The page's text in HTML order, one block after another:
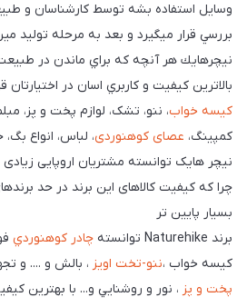
وسايل استفاده بشه توسط كارشناسان و
بررسي قرار ميگيرد و بعد به مرحله توليد
نيچرهايك هر آنچه كه براي ماندن در طبيعت
بالاترين كيفيت و كاربري اسان در اختيارتان
کیسه خواب، ننو، تشک، لوازم پخت و پز،
کمپینگ، عصای کوهنوردی، لباس، انواع
نیچر هایک توانسته مشتریان اروپایی
چرا که کیفیت کالاهای این برند در حد
بسیار پایین تر
برند Naturehike توانسته
چادر كوهنوردي
كيسه خواب ،ننو-تخت اويز ، بالش و .... و
پخت و پز ، نور و روشنايي و... با بهترين